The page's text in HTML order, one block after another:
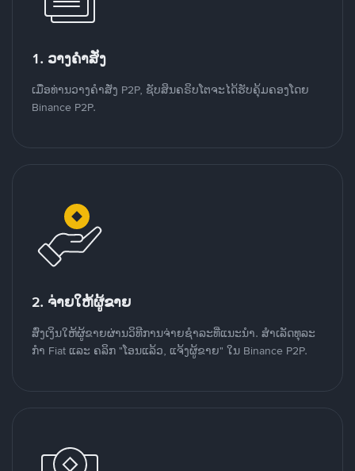
1. ວາງຄໍາສັ່ງ
ເມື່ອທ່ານວາງຄໍາສັ່ງ P2P, ຊັບສິນຄຣິບໂຕຈະໄດ້ຮັບຄຸ້ມຄອງໂດຍ
Binance P2P.
2. ຈ່າຍໃຫ້ຜູ້ຂາຍ
ສົ່ງເງິນໃຫ້ຜູ້ຂາຍຜ່ານວິທີການຈ່າຍຊຳລະທີ່ແນະນໍາ. ສໍາເລັດທຸລະ
ກໍາ Fiat ແລະ ຄລິກ "ໂອນແລ້ວ, ແຈ້ງຜູ້ຂາຍ" ໃນ Binance P2P.